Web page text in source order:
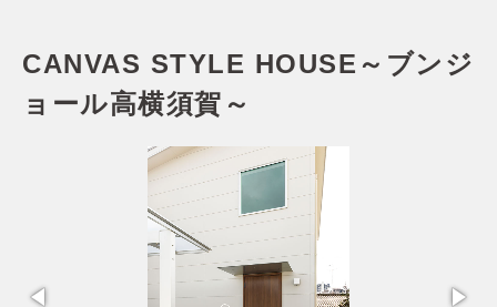
garden kitchen HOUSE
暮らしのスタイル
ぬりかべW断熱スタイル
キャンバススタイル
家づくりの流れ
CANVAS STYLE HOUSE～ブンジ
ョール高横須賀～